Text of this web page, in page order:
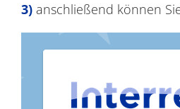
anschließend können